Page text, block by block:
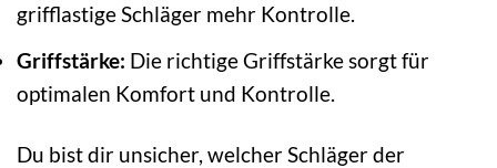
grifflastige Schläger mehr Kontrolle.
Griffstärke: Die richtige Griffstärke sorgt für
optimalen Komfort und Kontrolle.
Du bist dir unsicher, welcher Schläger der